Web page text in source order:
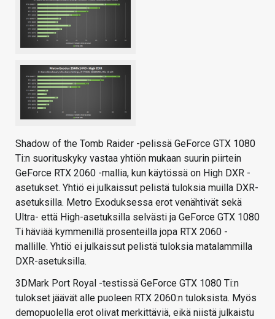
Shadow of the Tomb Raider -pelissä GeForce GTX 1080
Ti:n suorituskyky vastaa yhtiön mukaan suurin piirtein
GeForce RTX 2060 -mallia, kun käytössä on High DXR -
asetukset. Yhtiö ei julkaissut pelistä tuloksia muilla DXR-
asetuksilla. Metro Exoduksessa erot venähtivät sekä
Ultra- että High-asetuksilla selvästi ja GeForce GTX 1080
Ti häviää kymmenillä prosenteilla jopa RTX 2060 -
mallille. Yhtiö ei julkaissut pelistä tuloksia matalammilla
DXR-asetuksilla.
3DMark Port Royal -testissä GeForce GTX 1080 Ti:n
tulokset jäävät alle puoleen RTX 2060:n tuloksista. Myös
demopuolella erot olivat merkittäviä, eikä niistä julkaistu